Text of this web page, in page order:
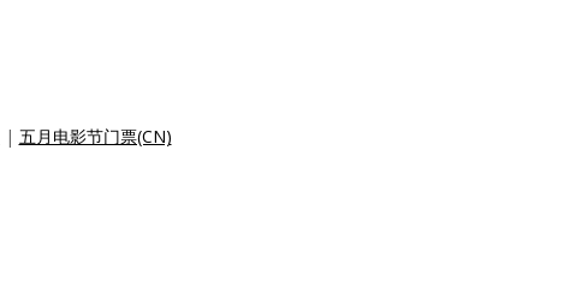
| 五月电影节门票(CN)